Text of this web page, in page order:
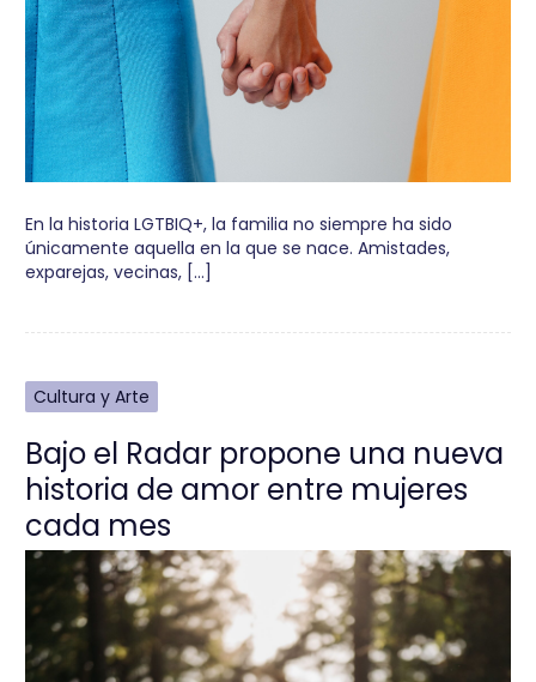
En la historia LGTBIQ+, la familia no siempre ha sido
únicamente aquella en la que se nace. Amistades,
exparejas, vecinas, […]
Cultura y Arte
Bajo el Radar propone una nueva
historia de amor entre mujeres
cada mes